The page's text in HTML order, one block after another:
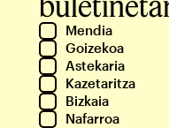
Mendia
Goizekoa
Astekaria
Kazetaritza
Bizkaia
Nafarroa